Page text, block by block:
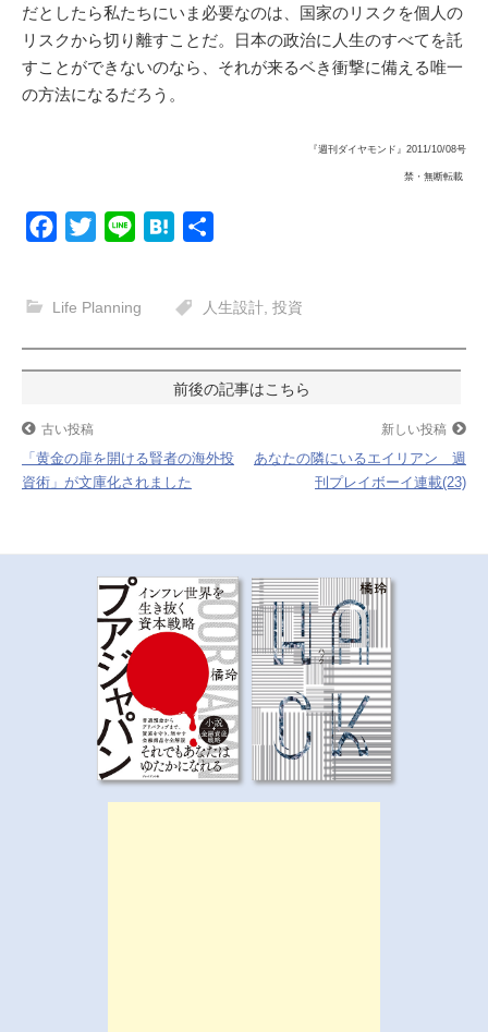
だとしたら私たちにいま必要なのは、国家のリスクを個人の
リスクから切り離すことだ。日本の政治に人生のすべてを託
すことができないのなら、それが来るベき衝撃に備える唯一
の方法になるだろう。
『週刊ダイヤモンド』2011/10/08号
禁・無断転載
e
b
k
t
t
e
e
n
a
Life Planning 人生設計 投資
稿
ナ
古い投稿
「黄金の扉を開ける賢者の海外投
資術」が文庫化されました
新しい投稿
あなたの隣にいるエイリアン 週
刊プレイボーイ連載(23)